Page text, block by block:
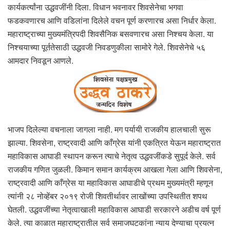
कार्यकर्त्यांना उद्धवजींनी दिला. विधान भवनावर शिवसेनेचा भगवा
फडकवणारच आणि वडिलांना दिलेले वचन पूर्ण करणारच असा निर्धार केला.
महाराष्ट्राच्या मुख्यमंत्रिपदी शिवसैनिक बसवणारच असा निश्चय केला. या
निश्चयाच्या पूर्ततेसाठी उद्धवजी निवडणुकीला सामोरे गेले. शिवसेनेचे ५६
आमदार निवडून आणले.
भाजप दिलेल्या वचनाला जागला नाही. मग पर्यायी राजकीय हालचाली सुरू
झाल्या. शिवसेना, राष्ट्रवादी आणि काँग्रेस यांनी एकत्रित येऊन महाराष्ट्रात
महाविकास आघाडी स्थापन करून त्याचे नेतृत्व उद्धवजींकडे सुपूर्द केले. सर्व
राजकीय गणित जुळली. किमान समान कार्यक्रम आखला गेला आणि शिवसेना,
राष्ट्रवादी आणि काँग्रेस या महाविकास आघाडीचे प्रथम मुख्यमंत्री म्हणून
त्यांनी २८ नोव्हेंबर २०१९ रोजी शिवतीर्थावर लाखोंच्या उपस्थितीत शपथ
घेतली. उद्धवजींच्या नेतृत्वाखाली महाविकास आघाडी सरकारने अडीच वर्ष पूर्ण
केले. त्या काळात महाराष्ट्रातील सर्व समाजघटकांना न्याय देण्याचा प्रयत्न